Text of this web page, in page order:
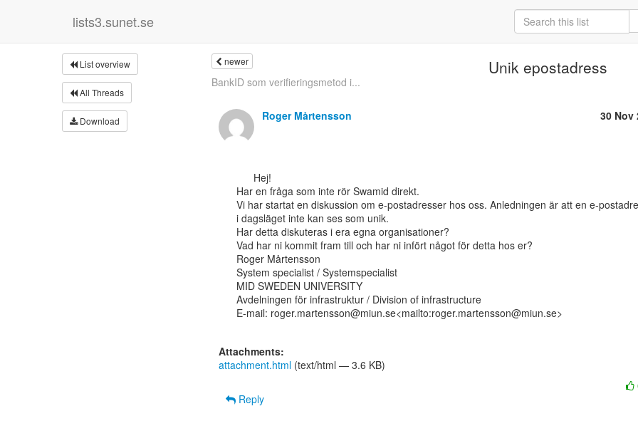
lists3.sunet.se
List overview
All Threads
Download
newer Unik epostadress
BankID som verifieringsmetod i...
Roger Mårtensson 30 Nov
Har en fråga som inte rör Swamid direkt.
Vi har startat en diskussion om e-postadresser hos oss. Anledningen är att en e-
i dagsläget inte kan ses som unik.
Har detta diskuteras i era egna organisationer?
Vad har ni kommit fram till och har ni infört något för detta hos er?
Roger Mårtensson
System specialist / Systemspecialist
MID SWEDEN UNIVERSITY
Avdelningen för infrastruktur / Division of infrastructure
E-mail: roger.martensson@miun.se<mailto:roger.martensson@miun.se>
Attachments:
attachment.html (text/html — 3.6 KB)
Reply